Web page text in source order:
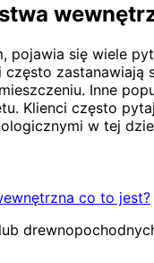
się wiele
Inne
Klienci często
w tej
co to jest?